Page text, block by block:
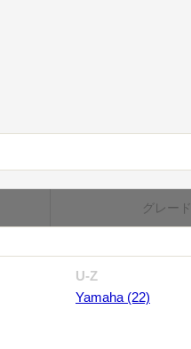
グレード
U-Z
Yamaha (22)